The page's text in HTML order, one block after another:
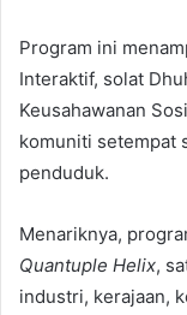
Program ini
Interaktif, solat
Keusahawanan
komuniti setempat
penduduk.
Menariknya,
Quantuple Helix,
industri, kerajaan,